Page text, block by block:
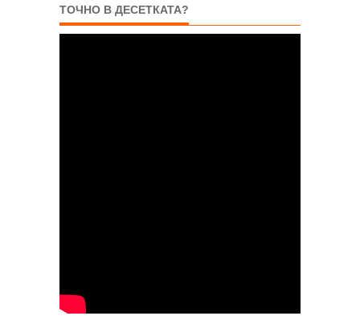
ТОЧНО В ДЕСЕТКАТА?